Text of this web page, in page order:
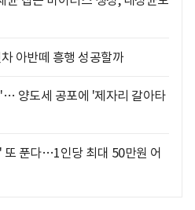
아반떼 흥행 성공할까
양도세 공포에 '제자리 갈아타
또 푼다…1인당 최대 50만원 어